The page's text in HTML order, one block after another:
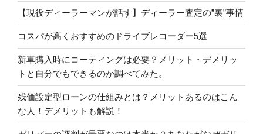
【現役ディーラーマンが話す】ディーラー査定の”裏”事情
コスパが高くおすすめのドライブレコーダー5選
新車購入時にコーティングは必要？メリット・デメリッ
トと自分でもできるのか調べてみた。
残価設定型ローンの仕組みとは？メリットあるのはこん
な人！デメリットも解説！